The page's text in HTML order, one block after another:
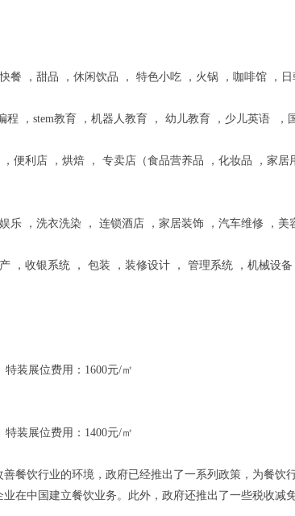
餐 ，甜品 ，休闲饮品 ， 特色小吃 ，火锅 ，咖啡馆 ，
程 ，stem教育 ，机器人教育 ， 幼儿教育 ，少儿英语 ，
便利店 ，烘焙 ， 专卖店（食品营养品 ，化妆品 ，家居
乐 ，洗衣洗染 ， 连锁酒店 ，家居装饰 ，汽车维修 ，美
，收银系统 ， 包装 ，装修设计 ， 管理系统 ，机械设
装展位费用：1600元/㎡
装展位费用：1400元/㎡
餐饮行业的环境，政府已经推出了一系列政策，为餐饮
在中国建立餐饮业务。此外，政府还推出了一些税收减